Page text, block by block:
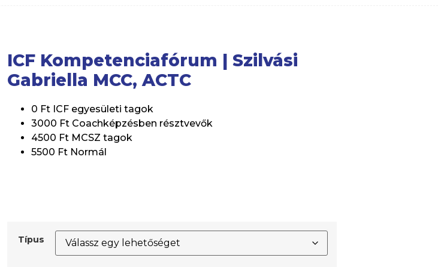
ICF Kompetenciafórum | Szilvási
Gabriella MCC, ACTC
0 Ft ICF egyesületi tagok
3000 Ft Coachképzésben résztvevők
4500 Ft MCSZ tagok
5500 Ft Normál
Típus